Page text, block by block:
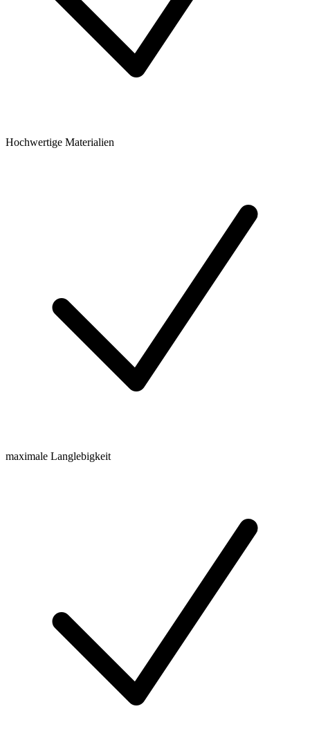
Hochwertige Materialien
maximale Langlebigkeit